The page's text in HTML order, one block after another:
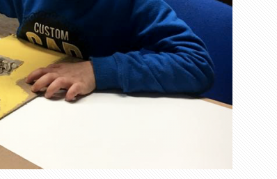
in tre parti.
di una fioritura